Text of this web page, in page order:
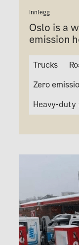
Innlegg
Oslo is a
emission
Trucks
Zero
Heavy-